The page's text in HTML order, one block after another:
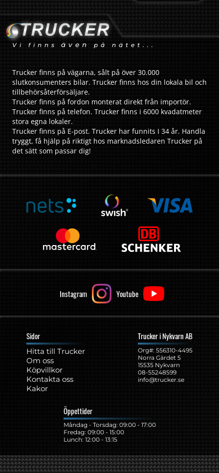
Vi finns även på nätet...
Trucker finns på vägarna, sålt på över 30.000
slutkonsumenters bilar. Trucker finns hos din lokala bil och
tillbehörsåterförsäljare.
Trucker finns på fordon monterat direkt från importör.
Trucker finns på telefon. Trucker finns i 6000 kvadatmeter
stora egna lokaler.
Trucker finns på E-post. Trucker har funnits I 34 år. Handla
tryggt, få hjälp på riktigt hos marknadsledaren Trucker på
det sätt som passar dig!
Instagram Youtube
Sidor
Hitta till Trucker
Om oss
Köpvillkor
Kontakta oss
Kakor
Trucker i Nykvarn AB
Org#: ‍556310-4495
Norra Gärdet 5
15535 Nykvarn
08-55248599
info@trucker.se
Öppettider
Måndag - Torsdag: 09:00 - 17:00
Fredag: 09:00 - 15:00
Lunch: 12:00 - 13:15